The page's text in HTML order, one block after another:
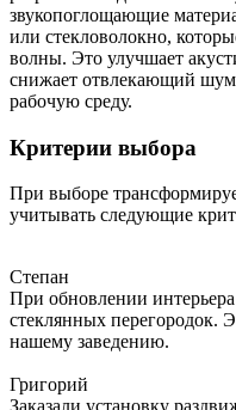
звукопоглощающие
или стекловолокно,
волны. Это улучшает
снижает отвлекающий шум
рабочую среду.
Критерии выбора
При выборе
учитывать следующие
Степан
При обновлении интерьера
стеклянных перегородок.
нашему заведению.
Григорий